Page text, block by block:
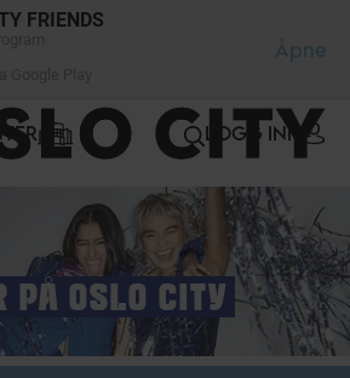
FRIENDS
Åpne
LOGG INN
PÅ OSLO CITY